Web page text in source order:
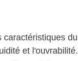
caractéristiques du
et l'ouvrabilité.